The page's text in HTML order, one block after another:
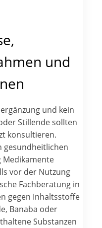
und
und kein
Stillende sollten
konsultieren.
gesundheitlichen
Medikamente
vor der Nutzung
Fachberatung in
gegen Inhaltsstoffe
Banaba oder
Substanzen